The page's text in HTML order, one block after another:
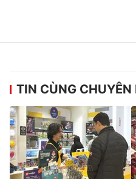
TIN CÙNG CHUYÊN